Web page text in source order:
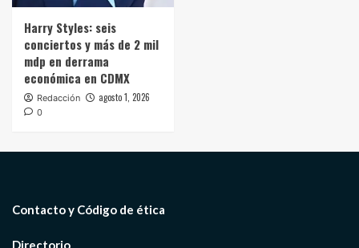
Harry Styles: seis
conciertos y más de 2 mil
mdp en derrama
económica en CDMX
Redacción agosto 1, 2026
0
Contacto y Código de ética
Directorio